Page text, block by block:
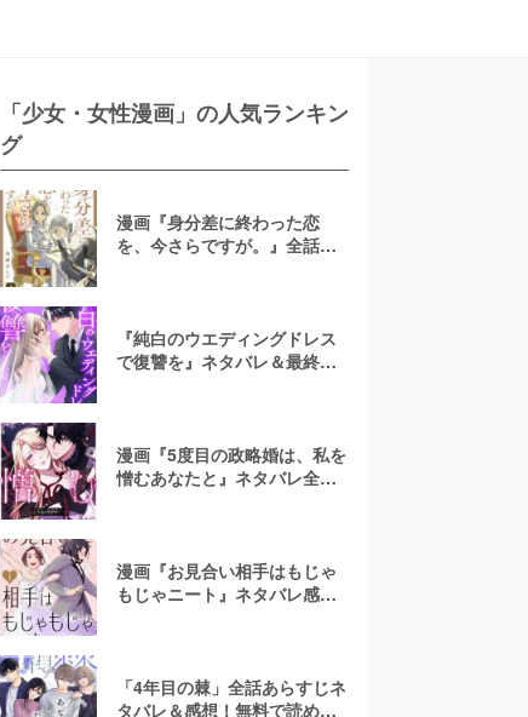
「少女・女性漫画」の人気ランキン
グ
漫画『身分差に終わった恋
を、今さらですが。』全話ネ
『純白のウエディングドレス
で復讐を』ネタバレ＆最終回
漫画『5度目の政略婚は、私を
憎むあなたと』ネタバレ全話
漫画『お見合い相手はもじゃ
もじゃニート』ネタバレ感
「4年目の棘」全話あらすじネ
タバレ＆感想！無料で読め